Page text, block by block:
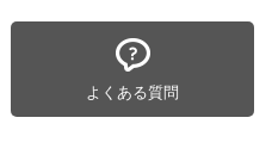
よくある質問